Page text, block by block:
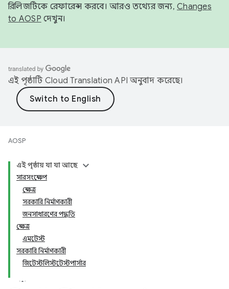
রিলিজটিকে রেফারেন্স করবে। আরও তথ্যের জন্য, Changes
to AOSP দেখুন।
এই পৃষ্ঠাটি Cloud Translation API অনুবাদ করেছে।
AOSP
এই পৃষ্ঠায় যা যা আছে
সারসংক্ষেপ
ক্ষেত্র
সরকারি নির্মাণকারী
জনসাধারণের পদ্ধতি
ক্ষেত্র
এমটেস্ট
সরকারি নির্মাণকারী
জিটেস্টলিস্টটেস্টপার্সার